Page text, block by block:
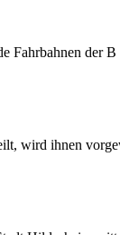
Fahrbahnen der
wird ihnen